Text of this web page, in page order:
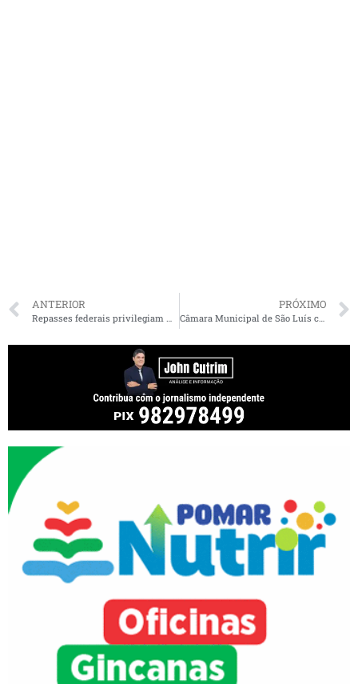
ANTERIOR
Repasses federais privilegiam municípios de Estados mais ricos
PRÓXIMO
Câmara Municipal de São Luís comemora 400 anos de história